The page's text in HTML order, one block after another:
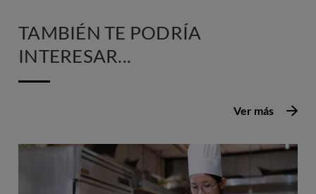
TAMBIÉN TE PODRÍA
INTERESAR...
Ver más